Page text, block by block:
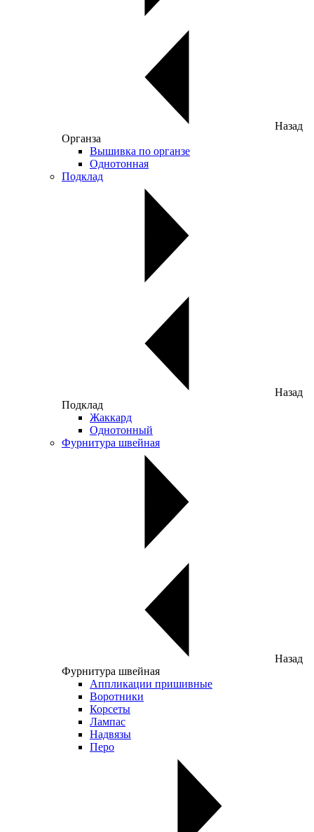
Назад
Органза
Вышивка по органзе
Однотонная
Подклад
Назад
Подклад
Жаккард
Однотонный
Фурнитура швейная
Назад
Фурнитура швейная
Аппликации пришивные
Воротники
Корсеты
Лампас
Надвязы
Перо